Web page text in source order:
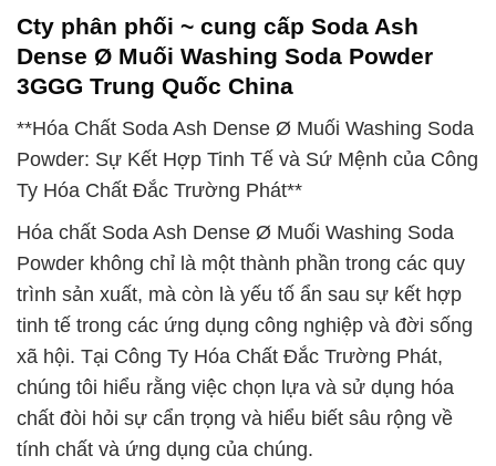
Cty phân phối ~ cung cấp Soda Ash
Dense Ø Muối Washing Soda Powder
3GGG Trung Quốc China
**Hóa Chất Soda Ash Dense Ø Muối Washing Soda
Powder: Sự Kết Hợp Tinh Tế và Sứ Mệnh của Công
Ty Hóa Chất Đắc Trường Phát**
Hóa chất Soda Ash Dense Ø Muối Washing Soda
Powder không chỉ là một thành phần trong các quy
trình sản xuất, mà còn là yếu tố ẩn sau sự kết hợp
tinh tế trong các ứng dụng công nghiệp và đời sống
xã hội. Tại Công Ty Hóa Chất Đắc Trường Phát,
chúng tôi hiểu rằng việc chọn lựa và sử dụng hóa
chất đòi hỏi sự cẩn trọng và hiểu biết sâu rộng về
tính chất và ứng dụng của chúng.